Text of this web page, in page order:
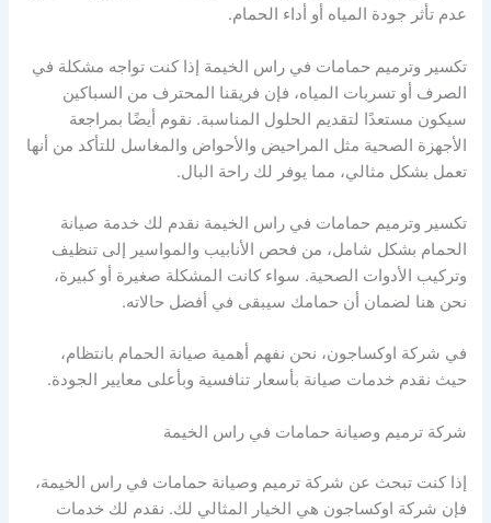
عدم تأثر جودة المياه أو أداء الحمام.
تكسير وترميم حمامات في راس الخيمة إذا كنت تواجه مشكلة في
الصرف أو تسربات المياه، فإن فريقنا المحترف من السباكين
سيكون مستعدًا لتقديم الحلول المناسبة. نقوم أيضًا بمراجعة
الأجهزة الصحية مثل المراحيض والأحواض والمغاسل للتأكد من أنها
تعمل بشكل مثالي، مما يوفر لك راحة البال.
تكسير وترميم حمامات في راس الخيمة نقدم لك خدمة صيانة
الحمام بشكل شامل، من فحص الأنابيب والمواسير إلى تنظيف
وتركيب الأدوات الصحية. سواء كانت المشكلة صغيرة أو كبيرة،
نحن هنا لضمان أن حمامك سيبقى في أفضل حالاته.
في شركة اوكساجون، نحن نفهم أهمية صيانة الحمام بانتظام،
حيث نقدم خدمات صيانة بأسعار تنافسية وبأعلى معايير الجودة.
شركة ترميم وصيانة حمامات في راس الخيمة
إذا كنت تبحث عن شركة ترميم وصيانة حمامات في راس الخيمة،
فإن شركة اوكساجون هي الخيار المثالي لك. نقدم لك خدمات